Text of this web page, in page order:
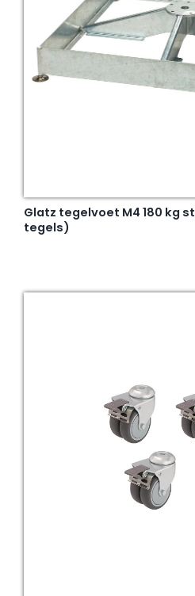
Glatz tegelvoet M4 180 kg
tegels)